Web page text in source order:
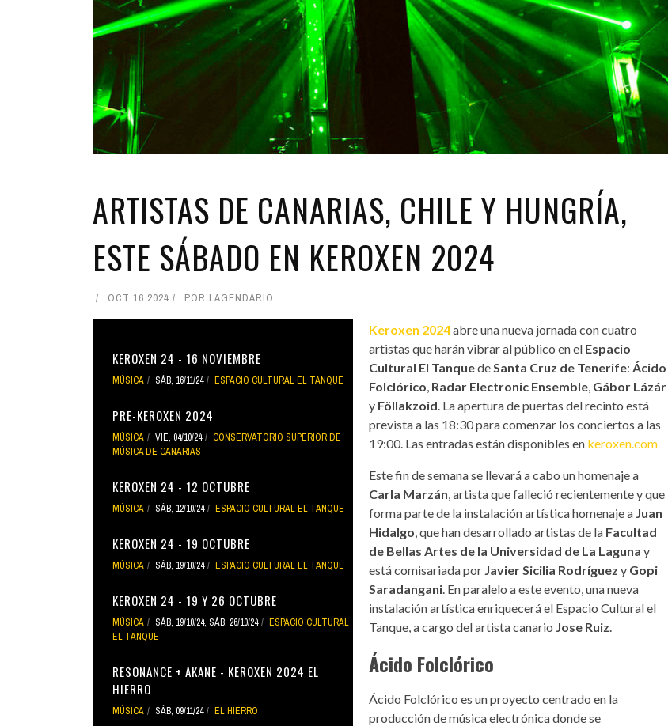
ARTISTAS DE CANARIAS, CHILE Y HUNGRÍA,
ESTE SÁBADO EN KEROXEN 2024
OCT 16 2024 POR LAGENDARIO
KEROXEN 24 - 16 NOVIEMBRE
MÚSICA SÁB, 16/11/24 ESPACIO CULTURAL EL TANQUE
PRE-KEROXEN 2024
MÚSICA VIE, 04/10/24
CONSERVATORIO SUPERIOR DE
MÚSICA DE CANARIAS
KEROXEN 24 - 12 OCTUBRE
MÚSICA SÁB, 12/10/24 ESPACIO CULTURAL EL TANQUE
KEROXEN 24 - 19 OCTUBRE
MÚSICA SÁB, 19/10/24 ESPACIO CULTURAL EL TANQUE
KEROXEN 24 - 19 Y 26 OCTUBRE
MÚSICA SÁB, 19/10/24, SÁB, 26/10/24
ESPACIO CULTURAL
EL TANQUE
RESONANCE + AKANE - KEROXEN 2024 EL
HIERRO
MÚSICA SÁB, 09/11/24 EL HIERRO
Keroxen 2024abre una nueva jornada con cuatro
artistas que harán vibrar al público en elEspacio
Cultural El Tanquede Santa Cruz de Tenerife: Ácido
Folclórico Radar Electronic Ensemble, Gábor Lázár
yFöllakzoid . La apertura de puertas del recinto está
prevista a las 18:30 para comenzar los conciertos a las
19:00. Las entradas están disponibles en keroxen.com
Este fin de semana se llevará a cabo un homenaje a
Carla Marzán , artista que falleció recientemente y que
forma parte de la instalación artística homenaje a Juan
Hidalgo , que han desarrollado artistas de laFacultad
de Bellas Artes de la Universidad de La Laguna y
está comisariada por Javier Sicilia Rodríguez y Gopi
Saradangani. En paralelo a este evento, una nueva
instalación artística enriquecerá el Espacio Cultural el
Tanque, a cargo del artista canario Jose Ruiz
Ácido Folclórico
Ácido Folclórico es un proyecto centrado en la
producción de música electrónica donde se